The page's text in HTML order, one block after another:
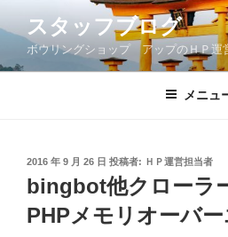
ン
ン
スタッフブログ
ボウリングショップ アップのＨＰ運
メニュ
投
稿
日:
2016 年 9 月 26 日 投稿者: ＨＰ運営担当者
bingbot他クローラ
PHPメモリオーバ